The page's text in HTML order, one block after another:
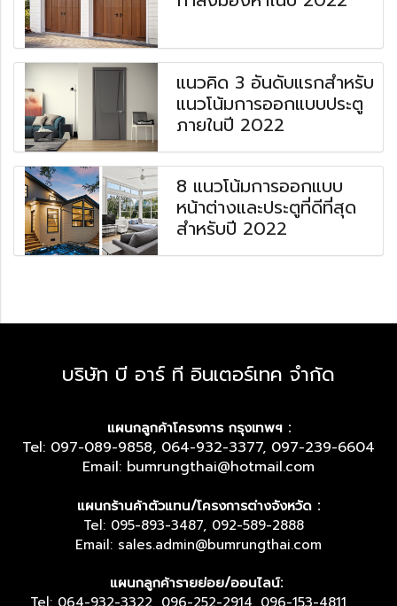
แนวคิด 3 อันดับแรกสำหรับ
แนวโน้มการออกแบบประตู
ภายในปี 2022
8 แนวโน้มการออกแบบ
หน้าต่างและประตูที่ดีที่สุด
สำหรับปี 2022
บริษัท บี อาร์ ที อินเตอร์เทค จำกัด
แผนกลูกค้าโครงการ กรุงเทพฯ :
Tel: 097-089-9858, 064-932-3377, 097-239-6604
Email: bumrungthai@hotmail.com
แผนกร้านค้าตัวแทน/โครงการต่างจังหวัด :
Tel: 095-893-3487, 092-589-2888
Email: sales.admin@bumrungthai.com
แผนกลูกค้ารายย่อย/ออนไลน์:
Tel: 064-932-3322, 096-252-2914, 096-153-4811